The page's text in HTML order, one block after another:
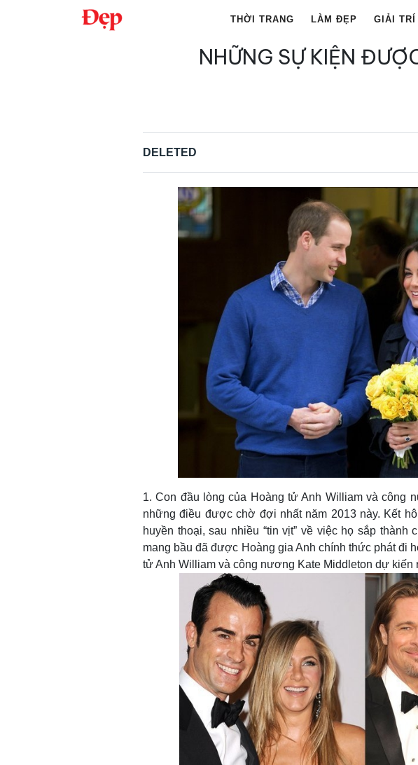
THỜI TRANG LÀM ĐẸP GIẢI TRÍ
NHỮNG SỰ KIỆN
DELETED
1. Con đầu lòng của Hoàng tử Anh William và công
những điều được chờ đợi nhất năm 2013 này. Kết
huyền thoại, sau nhiều “tin vịt” về việc họ sắp thành
mang bầu đã được Hoàng gia Anh chính thức phát đi
tử Anh William và công nương Kate Middleton dự kiến